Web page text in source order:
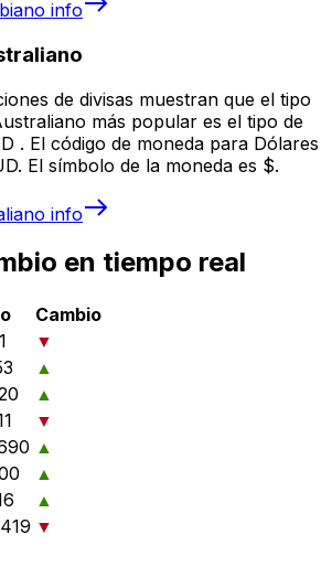
info
de divisas muestran que el tipo
más popular es el tipo de
. El código de moneda para Dólares
El símbolo de la moneda es $.
info
en tiempo real
Cambio
▼
▲
▲
▼
▲
▲
▲
▼